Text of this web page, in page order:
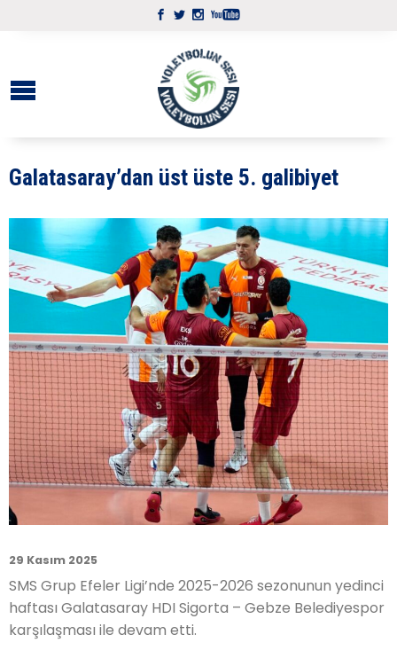
Galatasaray’dan üst üste 5. galibiyet
29 Kasım 2025
SMS Grup Efeler Ligi’nde 2025-2026 sezonunun yedinci
haftası Galatasaray HDI Sigorta – Gebze Belediyespor
karşılaşması ile devam etti.